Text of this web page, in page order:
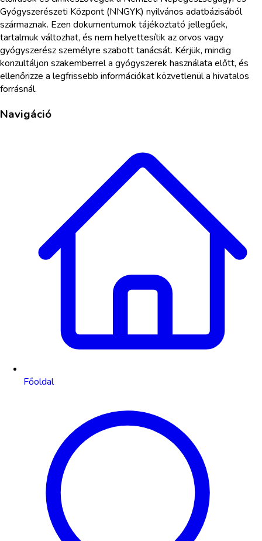
Gyógyszerészeti Központ (NNGYK) nyilvános adatbázisából
származnak. Ezen dokumentumok tájékoztató jellegűek,
tartalmuk változhat, és nem helyettesítik az orvos vagy
gyógyszerész személyre szabott tanácsát. Kérjük, mindig
konzultáljon szakemberrel a gyógyszerek használata előtt, és
ellenőrizze a legfrissebb információkat közvetlenül a hivatalos
forrásnál.
Navigáció
Főoldal